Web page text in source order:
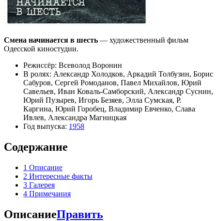
Смена начинается в шесть — художественный фильм
Одесской киностудии.
Режиссёр: Всеволод Воронин
В ролях: Александр Холодков, Аркадий Толбузин, Борис
Сабуров, Сергей Ромоданов, Павел Михайлов, Юрий
Савельев, Иван Коваль-Самборский, Александр Суснин,
Юрий Пузырев, Игорь Безяев, Элла Сумская, Р.
Каргина, Юрий Горобец, Владимир Евченко, Слава
Ивлев, Александра Магницкая
Год выпуска: 1958
Содержание
1 Описание
2 Интересные факты
3 Галерея
4 Примечания
ОписаниеПравить